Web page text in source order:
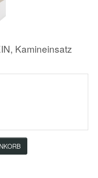
Kamineinsatz